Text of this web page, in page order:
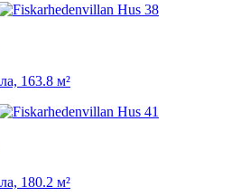
163.8 м²
180.2 м²